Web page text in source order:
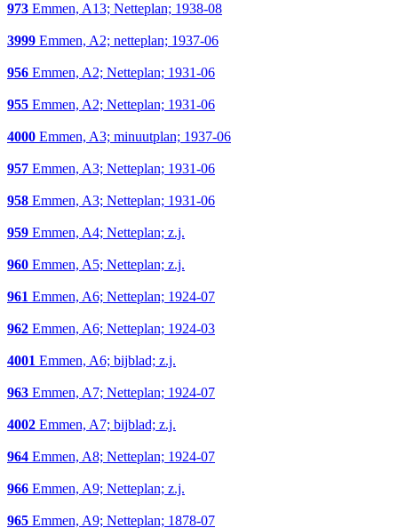
973 Emmen, A13; Netteplan; 1938-08
3999 Emmen, A2; netteplan; 1937-06
956 Emmen, A2; Netteplan; 1931-06
955 Emmen, A2; Netteplan; 1931-06
4000 Emmen, A3; minuutplan; 1937-06
957 Emmen, A3; Netteplan; 1931-06
958 Emmen, A3; Netteplan; 1931-06
959 Emmen, A4; Netteplan; z.j.
960 Emmen, A5; Netteplan; z.j.
961 Emmen, A6; Netteplan; 1924-07
962 Emmen, A6; Netteplan; 1924-03
4001 Emmen, A6; bijblad; z.j.
963 Emmen, A7; Netteplan; 1924-07
4002 Emmen, A7; bijblad; z.j.
964 Emmen, A8; Netteplan; 1924-07
966 Emmen, A9; Netteplan; z.j.
965 Emmen, A9; Netteplan; 1878-07